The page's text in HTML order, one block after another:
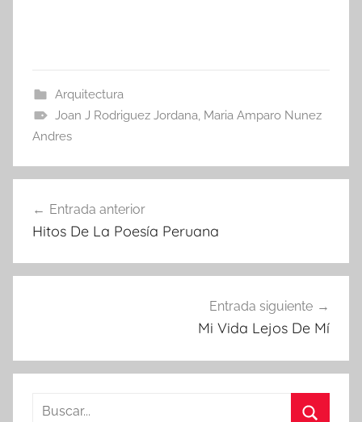
Arquitectura
Joan J Rodriguez Jordana Maria Amparo Nunez
Andres
de
Entrada anterior
Hitos De La Poesía Peruana
Entrada siguiente
Mi Vida Lejos De Mí
Buscar: